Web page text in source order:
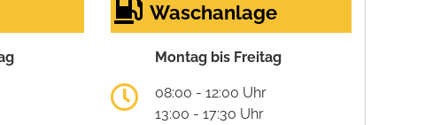
Waschanlage
Montag bis Freitag
08:00 - 12:00 Uhr
13:00 - 17:30 Uhr